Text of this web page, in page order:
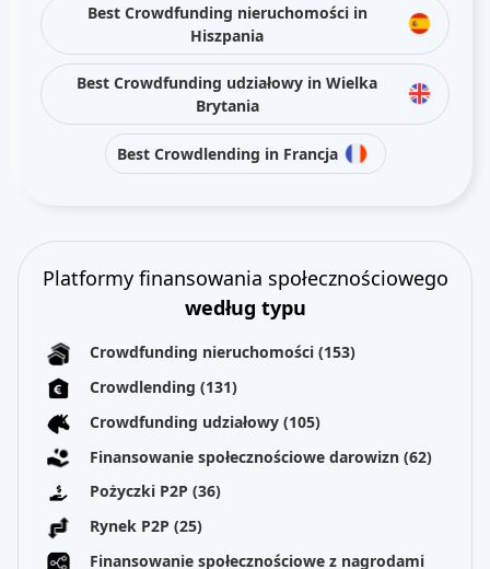
Best Crowdfunding nieruchomości in
Hiszpania
Best Crowdfunding udziałowy in Wielka
Brytania
Best Crowdlending in Francja
Platformy finansowania społecznościowego
według typu
Crowdfunding nieruchomości (153)
Crowdlending (131)
Crowdfunding udziałowy (105)
Finansowanie społecznościowe darowizn (62)
Pożyczki P2P (36)
Rynek P2P (25)
Finansowanie społecznościowe z nagrodami